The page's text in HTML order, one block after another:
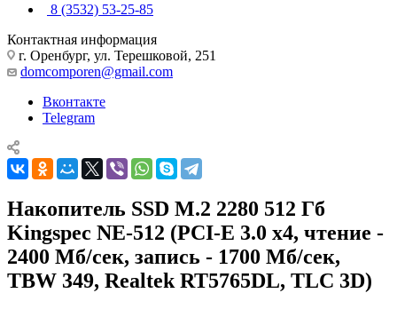
8 (3532) 53-25-85
Контактная информация
г. Оренбург, ул. Терешковой, 251
domcomporen@gmail.com
Вконтакте
Telegram
Накопитель SSD M.2 2280 512 Гб
Kingspec NE-512 (PCI-E 3.0 x4, чтение -
2400 Мб/сек, запись - 1700 Мб/сек,
TBW 349, Realtek RT5765DL, TLC 3D)